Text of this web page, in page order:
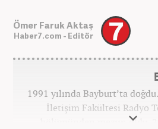
Ömer Faruk Aktaş
Haber7.com - Editör
1991 yılında Bayburt’ta
İletişim Fakültesi Radyo
bölümünden mezun oldu.